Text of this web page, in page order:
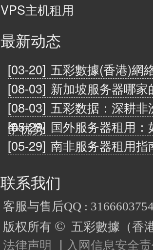
VPS主机租用
最新动态
[03-20] 五彩數據(香港)網
[08-03] 新加坡服务器哪
[08-03] 五彩数据：深耕
争优势
[05-29] 国外服务器租用
[05-29] 南非服务器租用
联系我们
客服与售后QQ :
版权所有 © 五彩數據（香
法律声明
入网信息安全